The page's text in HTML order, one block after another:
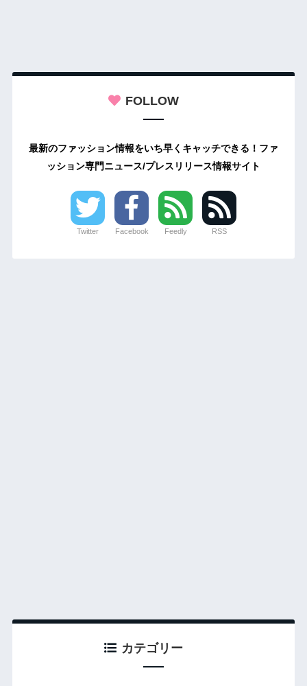
FOLLOW
最新のファッション情報をいち早くキャッチできる！ファ
ッション専門ニュース/プレスリリース情報サイト
Twitter Facebook Feedly RSS
カテゴリー